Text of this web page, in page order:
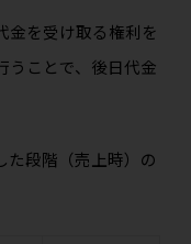
金を受け取る権利を
うことで、後日代金
た段階（売上時）の